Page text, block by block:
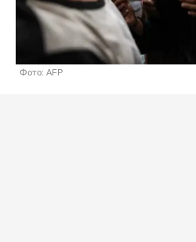
Фото: AFP